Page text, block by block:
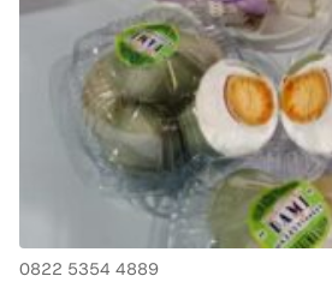
0822 5354 4889